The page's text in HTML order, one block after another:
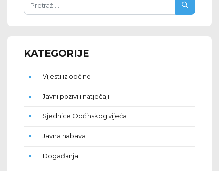
KATEGORIJE
Vijesti iz općine
Javni pozivi i natječaji
Sjednice Općinskog vijeća
Javna nabava
Događanja